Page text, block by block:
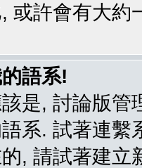
或許會有大約
語系!
是, 討論版
系. 試著連
, 請試著建